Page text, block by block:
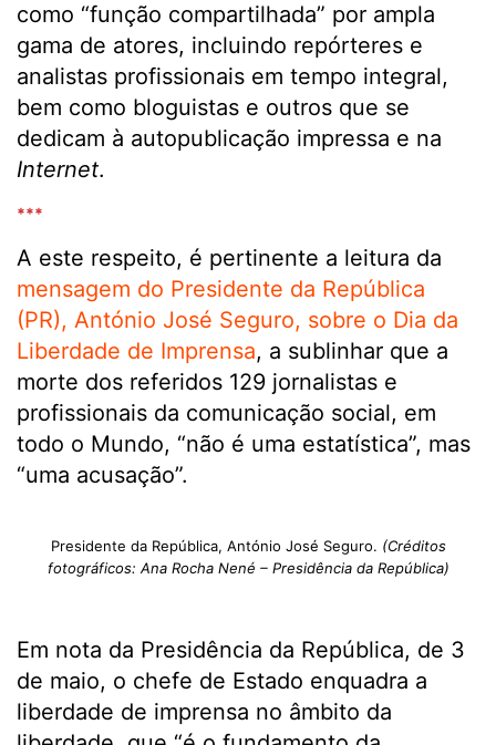
como “função compartilhada” por ampla
gama de atores, incluindo repórteres e
analistas profissionais em tempo integral,
bem como bloguistas e outros que se
dedicam à autopublicação impressa e na
Internet.
***
A este respeito, é pertinente a leitura da
mensagem do Presidente da República
(PR), António José Seguro, sobre o Dia da
Liberdade de Imprensa, a sublinhar que a
morte dos referidos 129 jornalistas e
profissionais da comunicação social, em
todo o Mundo, “não é uma estatística”, mas
“uma acusação”.
Presidente da República, António José Seguro. (Créditos
fotográficos: Ana Rocha Nené – Presidência da República)
Em nota da Presidência da República, de 3
de maio, o chefe de Estado enquadra a
liberdade de imprensa no âmbito da